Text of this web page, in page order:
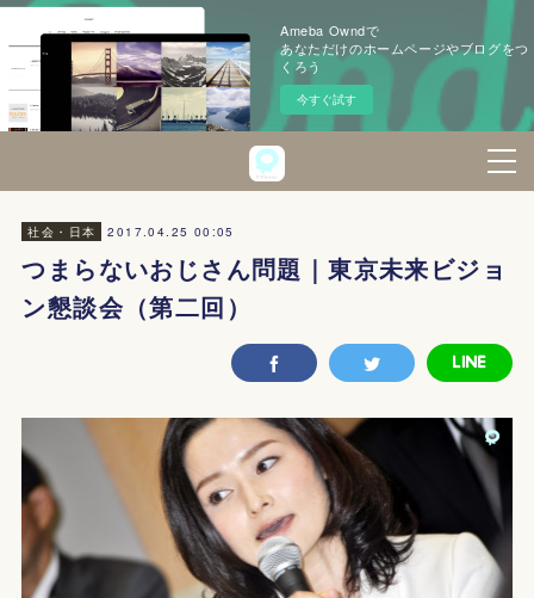
Ameba Owndで
あなただけのホームページやブログをつ
くろう
今すぐ試す
社会・日本 2017.04.25 00:05
つまらないおじさん問題｜東京未来ビジョ
ン懇談会（第二回）